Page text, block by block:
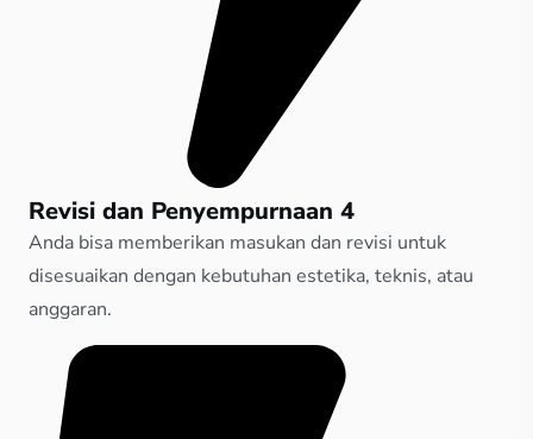
Revisi dan Penyempurnaan 4
Anda bisa memberikan masukan dan revisi untuk
disesuaikan dengan kebutuhan estetika, teknis, atau
anggaran.